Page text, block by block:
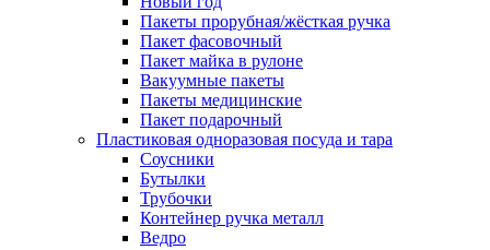
Пакеты прорубная/жёсткая ручка
Пакет фасовочный
Пакет майка в рулоне
Вакуумные пакеты
Пакеты медицинские
Пакет подарочный
Пластиковая одноразовая посуда и тара
Соусники
Бутылки
Трубочки
Контейнер ручка металл
Ведро